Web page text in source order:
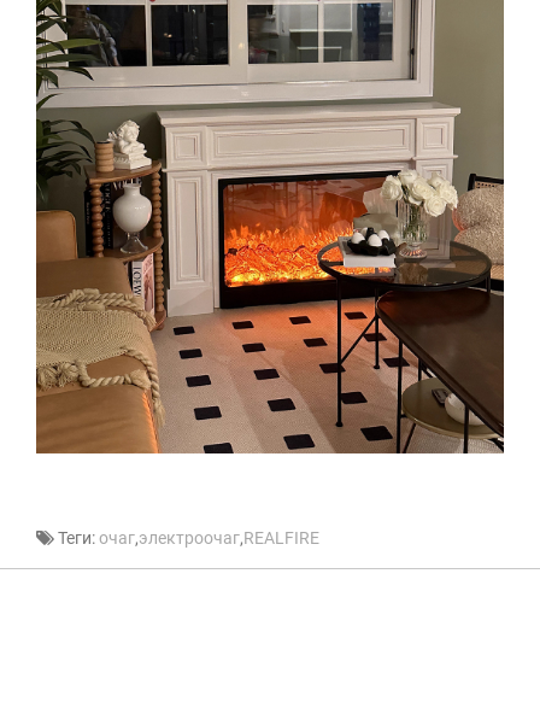
Теги:очаг,электроочаг,REALFIRE